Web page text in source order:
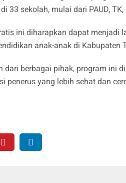
33 sekolah, mulai dari PAUD, TK,
ini diharapkan dapat menjadi
anak-anak di Kabupaten
dari berbagai pihak, program ini
penerus yang lebih sehat dan